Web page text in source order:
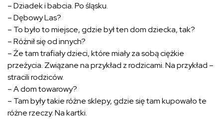
– Dziadek i babcia. Po śląsku.
– Dębowy Las?
– To było to miejsce, gdzie był ten dom dziecka, tak?
– Różnił się od innych?
– Że tam trafiały dzieci, które miały za sobą ciężkie
przeżycia. Związane na przykład z rodzicami. Na przykład –
stracili rodziców.
– A dom towarowy?
– Tam były takie różne sklepy, gdzie się tam kupowało te
różne rzeczy. Na kartki.